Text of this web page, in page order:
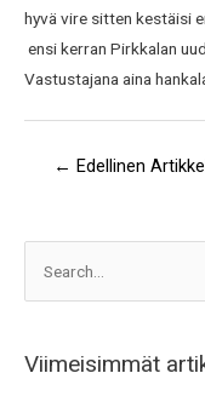
hyvä vire sitten kestäisi
ensi kerran Pirkkalan
Vastustajana aina
← Edellinen
Viimeisimmät
i